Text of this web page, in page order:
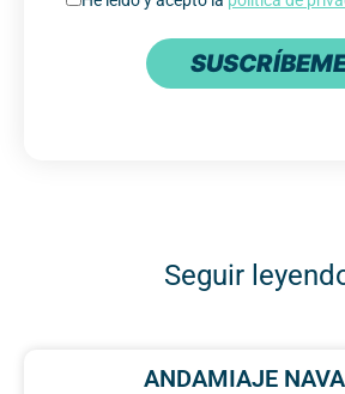
Seguir
ANDAMIAJE